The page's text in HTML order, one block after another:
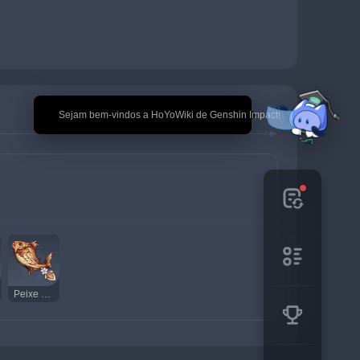
🎉 Sejam bem-vindos a HoYoWiki de Genshin Impact!
Peixe Grelhado de Sobrevivência